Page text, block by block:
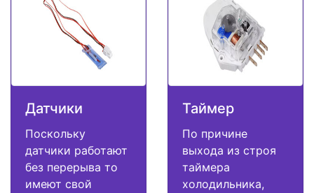
Датчики
Поскольку
датчики работают
без перерыва то
имеют свой
Таймер
По причине
выхода из строя
таймера
холодильника,